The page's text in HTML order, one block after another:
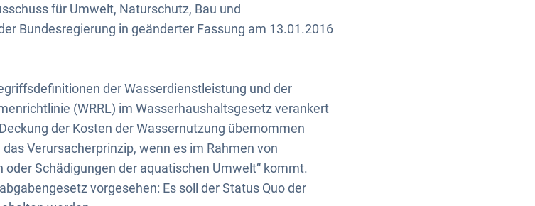
für Umwelt, Naturschutz, Bau und
Bundesregierung in geänderter Fassung am 13.01.2016
der Wasserdienstleistung und der
(WRRL) im Wasserhaushaltsgesetz verankert
der Kosten der Wassernutzung übernommen
Verursacherprinzip, wenn es im Rahmen von
Schädigungen der aquatischen Umwelt“ kommt.
vorgesehen: Es soll der Status Quo der